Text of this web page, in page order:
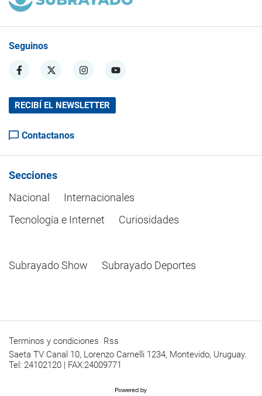
Seguinos
RECIBÍ EL NEWSLETTER
Contactanos
Secciones
Nacional
Internacionales
Tecnología e Internet
Curiosidades
Subrayado Show Subrayado Deportes
Terminos y condiciones Rss
Saeta TV Canal 10, Lorenzo Carnelli 1234, Montevido, Uruguay.
Tel: 24102120 | FAX:24009771